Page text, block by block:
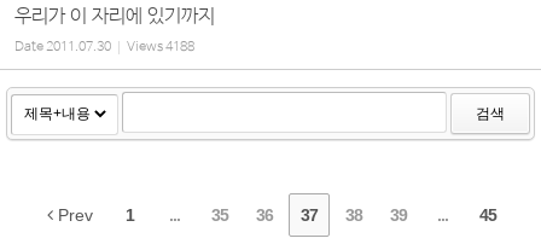
우리가 이 자리에 있기까지
Date2011.07.30 Views4188
검색
Prev 1 ... 35 36 37 38 39 ... 45